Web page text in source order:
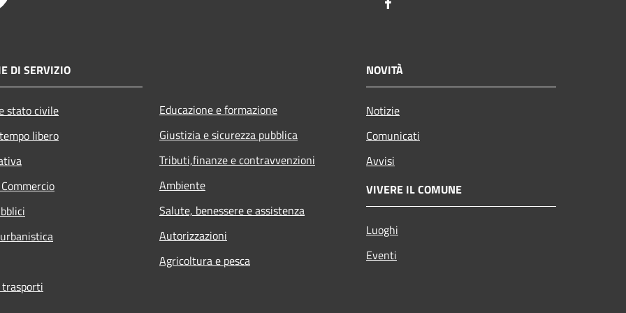
DI SERVIZIO
stato civile
libero
Educazione e formazione
Giustizia e sicurezza pubblica
Tributi,finanze e contravvenzioni
Ambiente
Salute, benessere e assistenza
Autorizzazioni
Agricoltura e pesca
NOVITÀ
Notizie
Comunicati
Avvisi
VIVERE IL COMUNE
Luoghi
Eventi